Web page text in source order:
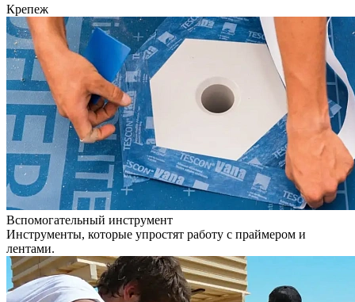
Крепеж
Вспомогательный инструмент
Инструменты, которые упростят работу с праймером и
лентами.